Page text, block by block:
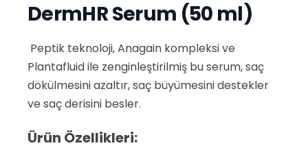
DermHR Serum (50 ml)
Peptik teknoloji, Anagain kompleksi ve
Plantafluid ile zenginleştirilmiş bu serum, saç
dökülmesini azaltır, saç büyümesini destekler
ve saç derisini besler.
Ürün Özellikleri: